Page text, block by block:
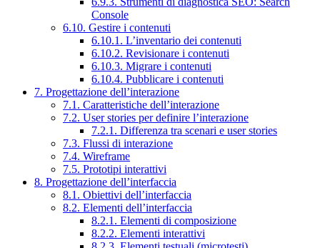
Console
6.10. Gestire i contenuti
6.10.1. L’inventario dei contenuti
6.10.2. Revisionare i contenuti
6.10.3. Migrare i contenuti
6.10.4. Pubblicare i contenuti
7. Progettazione dell’interazione
7.1. Caratteristiche dell’interazione
7.2. User stories per definire l’interazione
7.2.1. Differenza tra scenari e user stories
7.3. Flussi di interazione
7.4. Wireframe
7.5. Prototipi interattivi
8. Progettazione dell’interfaccia
8.1. Obiettivi dell’interfaccia
8.2. Elementi dell’interfaccia
8.2.1. Elementi di composizione
8.2.2. Elementi interattivi